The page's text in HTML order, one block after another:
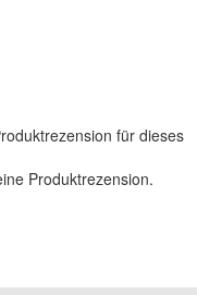
für dieses
Produktrezension.